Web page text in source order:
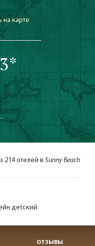
на карте
214 отелей в Sunny Beach
детский
ОТЗЫВЫ